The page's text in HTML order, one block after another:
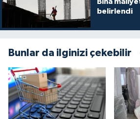
belirlendi
Bunlar da ilginizi çekebilir